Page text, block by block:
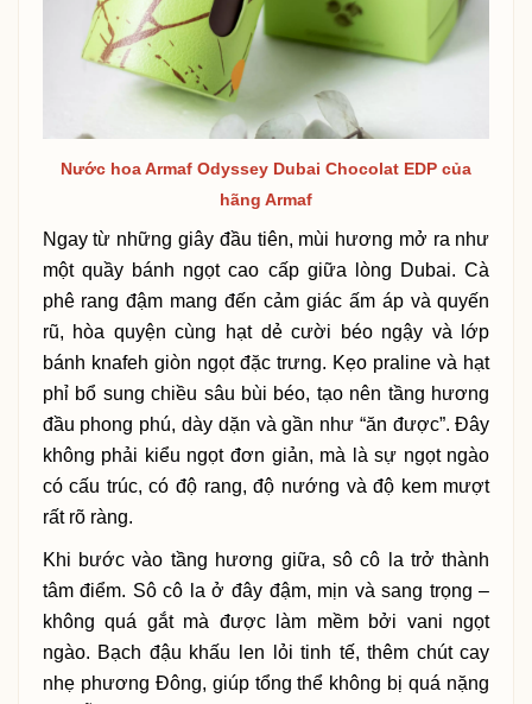
Nước hoa Armaf Odyssey Dubai Chocolat EDP của
hãng Armaf
Ngay từ những giây đầu tiên, mùi hương mở ra như
một quầy bánh ngọt cao cấp giữa lòng Dubai. Cà
phê rang đậm mang đến cảm giác ấm áp và quyến
rũ, hòa quyện cùng hạt dẻ cười béo ngậy và lớp
bánh knafeh giòn ngọt đặc trưng. Kẹo praline và hạt
phỉ bổ sung chiều sâu bùi béo, tạo nên tầng hương
đầu phong phú, dày dặn và gần như “ăn được”. Đây
không phải kiểu ngọt đơn giản, mà là sự ngọt ngào
có cấu trúc, có độ rang, độ nướng và độ kem mượt
rất rõ ràng.
Khi bước vào tầng hương giữa, sô cô la trở thành
tâm điểm. Sô cô la ở đây đậm, mịn và sang trọng –
không quá gắt mà được làm mềm bởi vani ngọt
ngào. Bạch đậu khấu len lỏi tinh tế, thêm chút cay
nhẹ phương Đông, giúp tổng thể không bị quá nặng